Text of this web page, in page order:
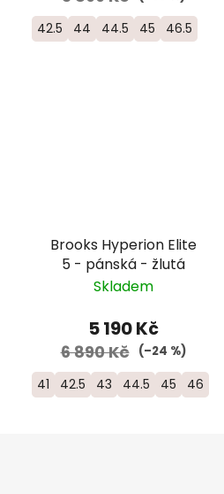
42.5 44 44.5 45 46.5
Brooks Hyperion Elite
5 - pánská - žlutá
Skladem
5 190 Kč
6 890 Kč (–24 %)
41 42.5 43 44.5 45 46